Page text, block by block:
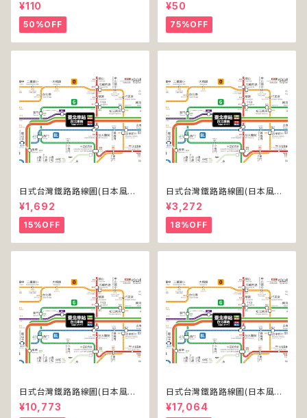
¥110
50%OFF
¥50
75%OFF
日式台灣鐵路路線圖(日本風台
湾鉄道路線図)(デジタル版／L
T)
¥1,692
15%OFF
日式台灣鐵路路線圖(日本風台
湾鉄道路線図)(デジタル版／LT
-NC)
¥3,272
18%OFF
日式台灣鐵路路線圖(日本風台
湾鉄道路線図)(デジタル版／PR
O)
¥10,773
日式台灣鐵路路線圖(日本風台
湾鉄道路線図)(デジタル版／PR
O-NC)
¥17,064